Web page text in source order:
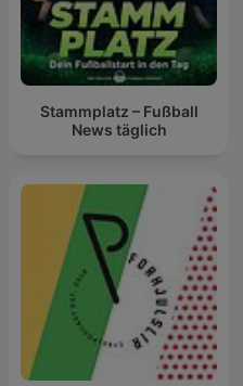
Stammplatz – Fußball
News täglich